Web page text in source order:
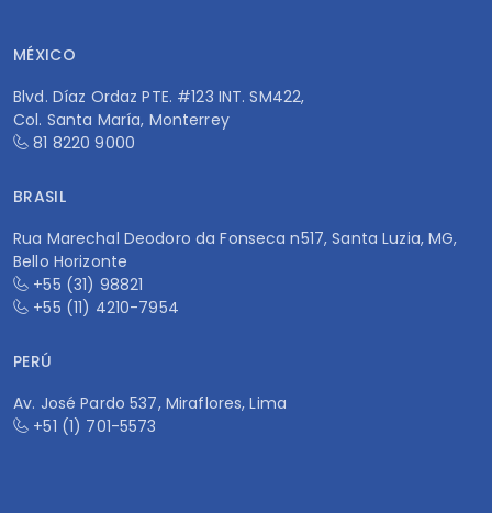
MÉXICO
Blvd. Díaz Ordaz PTE. #123 INT. SM422,
Col. Santa María, Monterrey
81 8220 9000
BRASIL
Rua Marechal Deodoro da Fonseca n517, Santa Luzia, MG,
Bello Horizonte
+55 (31) 98821
+55 (11) 4210-7954
PERÚ
Av. José Pardo 537, Miraflores, Lima
+51 (1) 701-5573